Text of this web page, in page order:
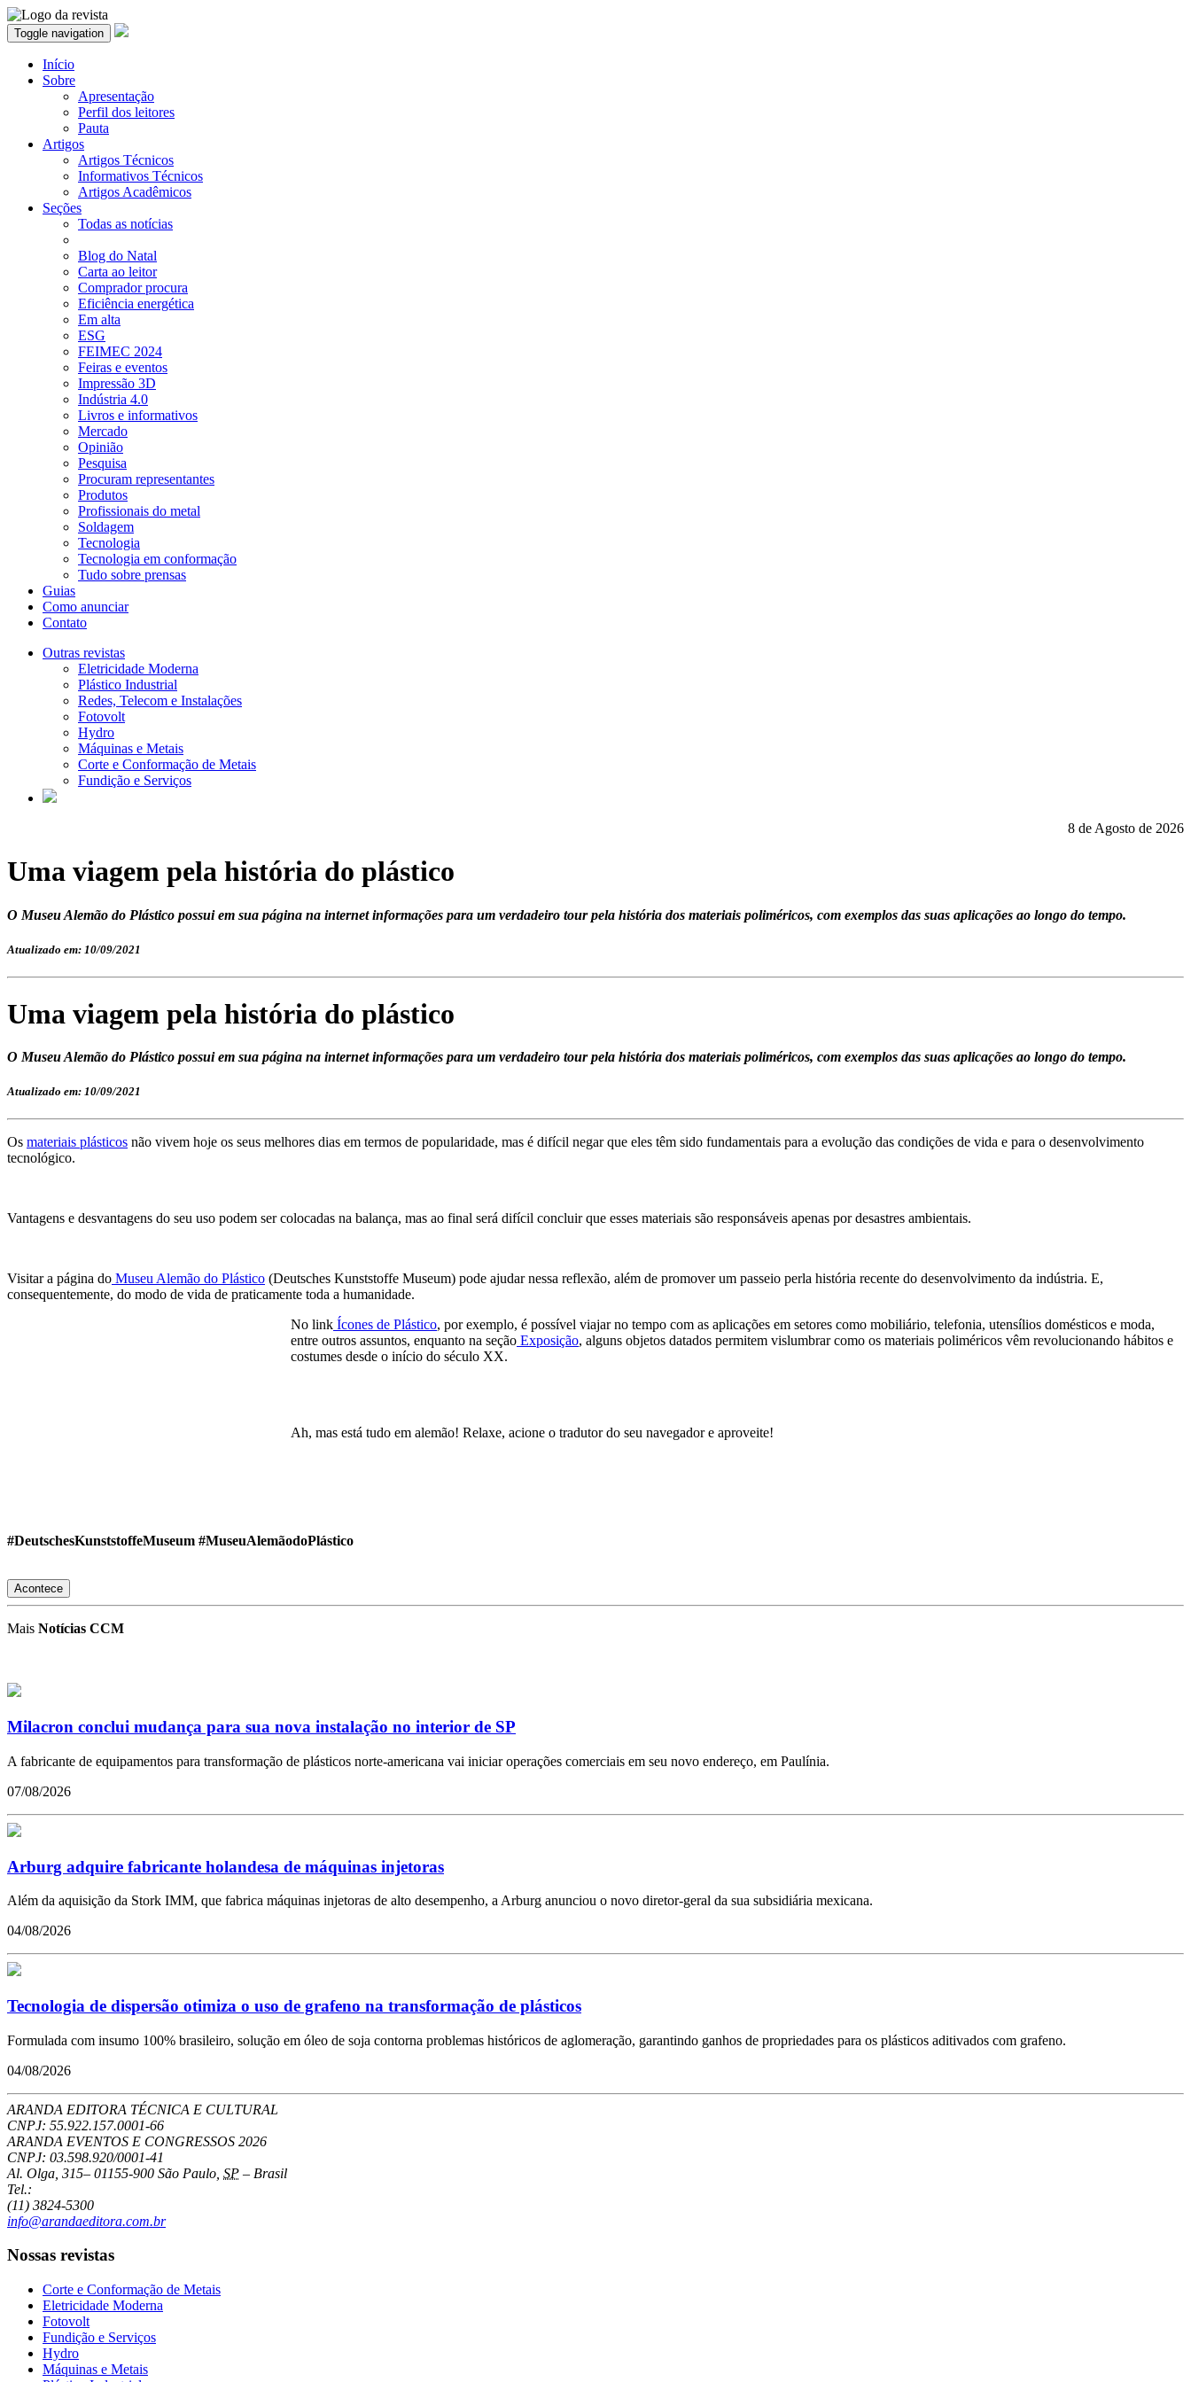
Toggle navigation
Início
Sobre
Apresentação
Perfil dos leitores
Pauta
Artigos
Artigos Técnicos
Informativos Técnicos
Artigos Acadêmicos
Seções
Todas as notícias
Blog do Natal
Carta ao leitor
Comprador procura
Eficiência energética
Em alta
ESG
FEIMEC 2024
Feiras e eventos
Impressão 3D
Indústria 4.0
Livros e informativos
Mercado
Opinião
Pesquisa
Procuram representantes
Produtos
Profissionais do metal
Soldagem
Tecnologia
Tecnologia em conformação
Tudo sobre prensas
Guias
Como anunciar
Contato
Outras revistas
Eletricidade Moderna
Plástico Industrial
Redes, Telecom e Instalações
Fotovolt
Hydro
Máquinas e Metais
Corte e Conformação de Metais
Fundição e Serviços
8 de Agosto de 2026
Uma viagem pela história do plástico
O Museu Alemão do Plástico possui em sua página na internet informações para um verdadeiro tour pela história dos materiais poliméricos, com exemplos das suas aplicações ao longo do tempo.
Atualizado em: 10/09/2021
Uma viagem pela história do plástico
O Museu Alemão do Plástico possui em sua página na internet informações para um verdadeiro tour pela história dos materiais poliméricos, com exemplos das suas aplicações ao longo do tempo.
Atualizado em: 10/09/2021
Os materiais plásticos não vivem hoje os seus melhores dias em termos de popularidade, mas é difícil negar que eles têm sido fundamentais para a evolução das condições de vida e para o desenvolvimento
tecnológico.
Vantagens e desvantagens do seu uso podem ser colocadas na balança, mas ao final será difícil concluir que esses materiais são responsáveis apenas por desastres ambientais.
Visitar a página do Museu Alemão do Plástico (Deutsches Kunststoffe Museum) pode ajudar nessa reflexão, além de promover um passeio perla história recente do desenvolvimento da indústria. E,
consequentemente, do modo de vida de praticamente toda a humanidade.
No link Ícones de Plástico, por exemplo, é possível viajar no tempo com as aplicações em setores como mobiliário, telefonia, utensílios domésticos e moda,
entre outros assuntos, enquanto na seção Exposição, alguns objetos datados permitem vislumbrar como os materiais poliméricos vêm revolucionando hábitos e
costumes desde o início do século XX.
Ah, mas está tudo em alemão! Relaxe, acione o tradutor do seu navegador e aproveite!
#DeutschesKunststoffeMuseum #MuseuAlemãodoPlástico
Acontece
Mais Notícias CCM
Milacron conclui mudança para sua nova instalação no interior de SP
A fabricante de equipamentos para transformação de plásticos norte-americana vai iniciar operações comerciais em seu novo endereço, em Paulínia.
07/08/2026
Arburg adquire fabricante holandesa de máquinas injetoras
Além da aquisição da Stork IMM, que fabrica máquinas injetoras de alto desempenho, a Arburg anunciou o novo diretor-geral da sua subsidiária mexicana.
04/08/2026
Tecnologia de dispersão otimiza o uso de grafeno na transformação de plásticos
Formulada com insumo 100% brasileiro, solução em óleo de soja contorna problemas históricos de aglomeração, garantindo ganhos de propriedades para os plásticos aditivados com grafeno.
04/08/2026
ARANDA EDITORA TÉCNICA E CULTURAL
CNPJ: 55.922.157.0001-66
ARANDA EVENTOS E CONGRESSOS 2026
CNPJ: 03.598.920/0001-41
Al. Olga, 315– 01155-900 São Paulo SP – Brasil
Tel.:
(11) 3824-5300
info@arandaeditora.com.br
Nossas revistas
Corte e Conformação de Metais
Eletricidade Moderna
Fotovolt
Fundição e Serviços
Hydro
Máquinas e Metais